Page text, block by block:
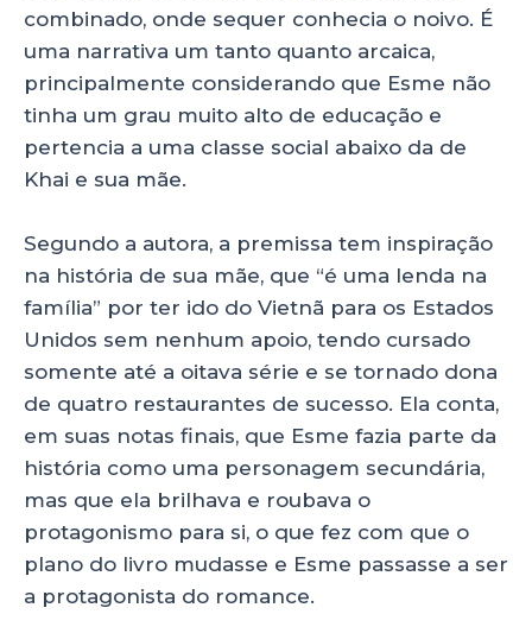
combinado, onde sequer conhecia o noivo. É
uma narrativa um tanto quanto arcaica,
principalmente considerando que Esme não
tinha um grau muito alto de educação e
pertencia a uma classe social abaixo da de
Khai e sua mãe.
Segundo a autora, a premissa tem inspiração
na história de sua mãe, que “é uma lenda na
família” por ter ido do Vietnã para os Estados
Unidos sem nenhum apoio, tendo cursado
somente até a oitava série e se tornado dona
de quatro restaurantes de sucesso. Ela conta,
em suas notas finais, que Esme fazia parte da
história como uma personagem secundária,
mas que ela brilhava e roubava o
protagonismo para si, o que fez com que o
plano do livro mudasse e Esme passasse a ser
a protagonista do romance.